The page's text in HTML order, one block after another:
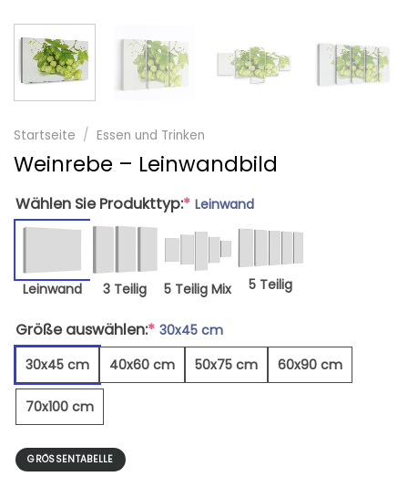
Startseite / Essen und Trinken
Weinrebe – Leinwandbild
Wählen Sie Produkttyp:* Leinwand
Leinwand 3 Teilig 5 Teilig Mix 5 Teilig
Größe auswählen:* 30x45 cm
30x45 cm
40x60 cm 50x75 cm 60x90 cm
70x100 cm
GRÖSSENTABELLE